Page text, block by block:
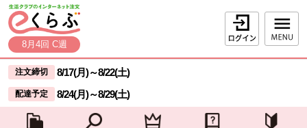
ページの先頭です。
本文へジャンプする。
8月4回 C週
ログイン
ここからサイト内共通メニューです。
サイト内共通メニューをスキップする
注文締切 8/17(月)～8/22(土)
配達予定 8/24(月)～8/29(土)